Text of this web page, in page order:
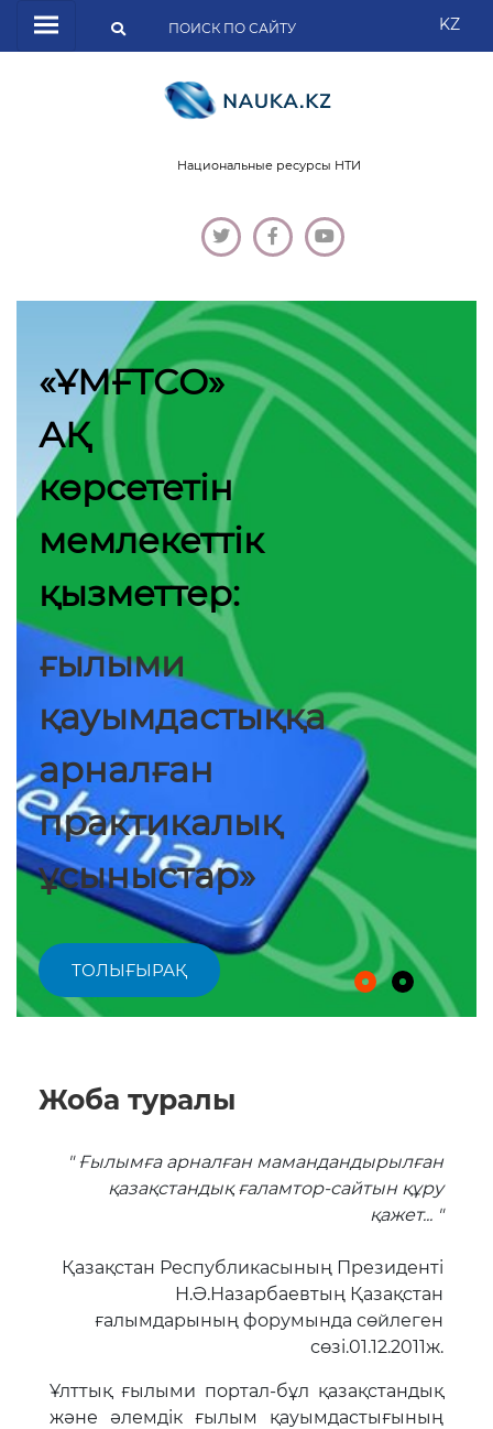
KZ
Национальные ресурсы НТИ
«ҰМҒТСО»
АҚ
көрсететін
мемлекеттік
қызметтер:
ғылыми
қауымдастыққа
арналған
практикалық
ұсыныстар»
ТОЛЫҒЫРАҚ
Жоба туралы
" Ғылымға арналған мамандандырылған
қазақстандық ғаламтор-сайтын құру
қажет... "
Қазақстан Республикасының Президенті
Н.Ә.Назарбаевтың Қазақстан
ғалымдарының форумында сөйлеген
сөзі.01.12.2011ж.
Ұлттық ғылыми портал-бұл қазақстандық
және әлемдік ғылым қауымдастығының